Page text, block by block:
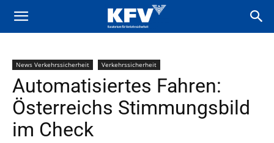
News Verkehrssicherheit Verkehrssicherheit
Automatisiertes Fahren:
Österreichs Stimmungsbild
im Check